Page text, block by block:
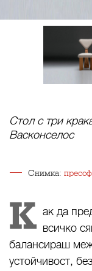
Стол с три
Васконселос
Снимка:
К ак да
всичко
балансираш
устойчивост,